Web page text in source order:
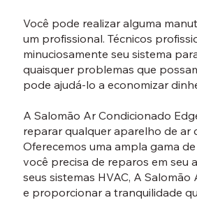
Você pode realizar alguma
um profissional. Técnicos
minuciosamente seu sistema
quaisquer problemas que
pode ajudá-lo a economizar
A Salomão Ar Condicionado
reparar qualquer aparelho de ar
Oferecemos uma ampla gama
você precisa de reparos em seu
seus sistemas HVAC, A
e proporcionar a tranquilidade